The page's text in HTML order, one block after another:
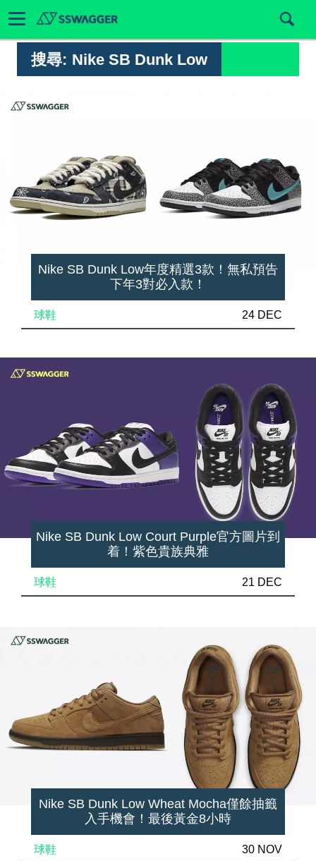
搜尋: Nike SB Dunk Low
Nike SB Dunk Low年度精選3款！無私預告
下年3對必入款！
球鞋 24 DEC
Nike SB Dunk Low Court Purple官方圖片到
着！紫色貴族典雅
球鞋 21 DEC
Nike SB Dunk Low Wheat Mocha僅餘抽籤
入手機會！最後黃金8小時
球鞋 30 NOV